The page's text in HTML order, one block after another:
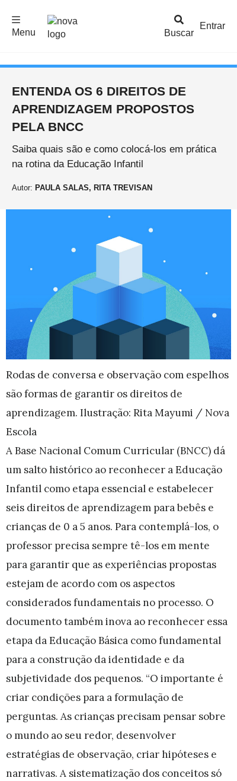
Buscar
Menu
Entrar
ENTENDA OS 6 DIREITOS DE
APRENDIZAGEM PROPOSTOS
PELA BNCC
Saiba quais são e como colocá-los em prática
na rotina da Educação Infantil
Autor: PAULA SALAS, RITA TREVISAN
Rodas de conversa e observação com espelhos
são formas de garantir os direitos de
aprendizagem. Ilustração: Rita Mayumi / Nova
Escola
A Base Nacional Comum Curricular (BNCC) dá
um salto histórico ao reconhecer a Educação
Infantil como etapa essencial e estabelecer
seis direitos de aprendizagem para bebês e
crianças de 0 a 5 anos. Para contemplá-los, o
professor precisa sempre tê-los em mente
para garantir que as experiências propostas
estejam de acordo com os aspectos
considerados fundamentais no processo. O
documento também inova ao reconhecer essa
etapa da Educação Básica comofundamental
para a construção da identidade e da
subjetividade dos pequenos. “O importante é
criar condições para a formulação de
perguntas. As crianças precisam pensar sobre
o mundo ao seu redor, desenvolver
estratégias de observação, criar hipóteses e
narrativas. A sistematização dos conceitos só